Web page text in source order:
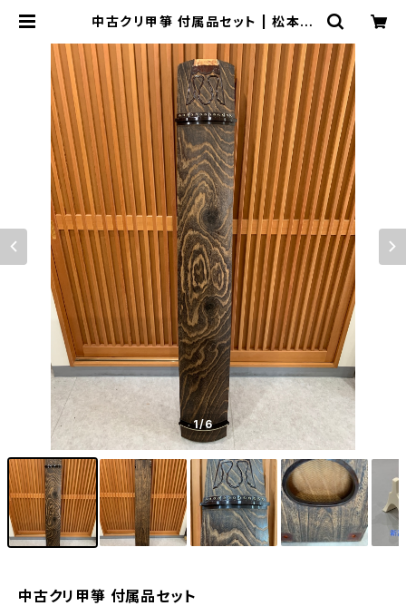
中古クリ甲箏 付属品セット | 松本琴
1/6
中古クリ甲箏 付属品セット